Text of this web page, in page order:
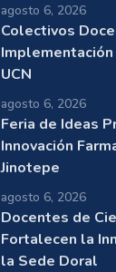
agosto 6, 2026
Colectivos
UCN
agosto 6, 2026
Feria de Ideas
Innovación
Jinotepe
agosto 6, 2026
Docentes de
Fortalecen la
la Sede Doral